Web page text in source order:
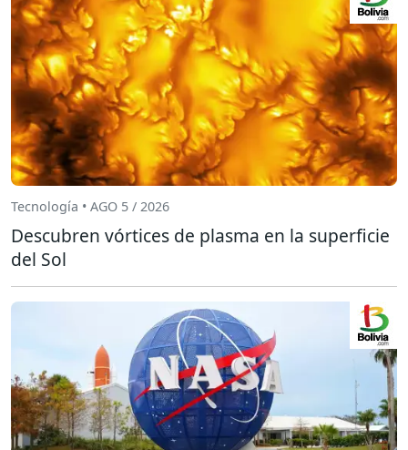
Tecnología • AGO 5 / 2026
Descubren vórtices de plasma en la superficie
del Sol